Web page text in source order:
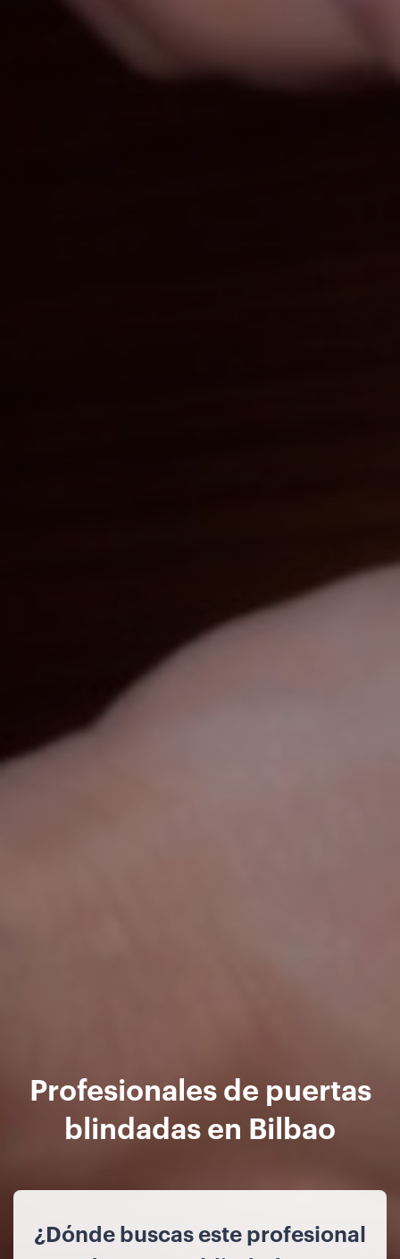
Profesionales de puertas
blindadas en Bilbao
¿Dónde buscas este profesional